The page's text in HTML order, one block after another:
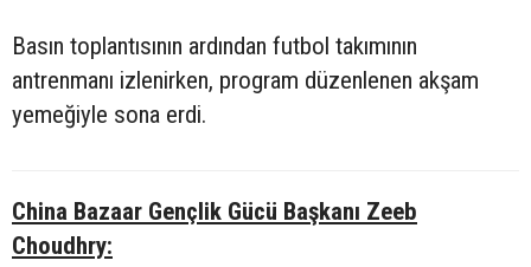
Basın toplantısının ardından futbol takımının
antrenmanı izlenirken, program düzenlenen akşam
yemeğiyle sona erdi.
China Bazaar Gençlik Gücü Başkanı Zeeb
Choudhry: